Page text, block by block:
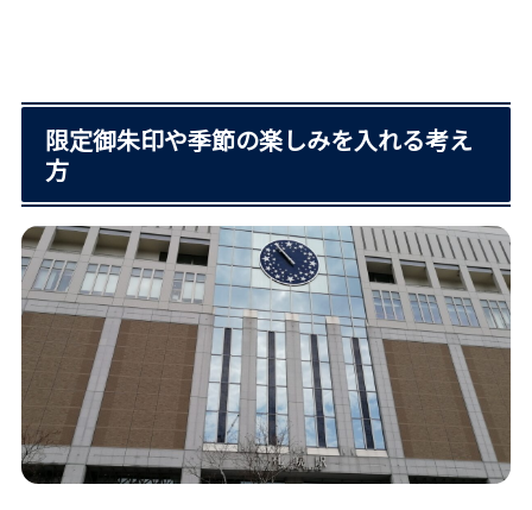
限定御朱印や季節の楽しみを入れる考え
方